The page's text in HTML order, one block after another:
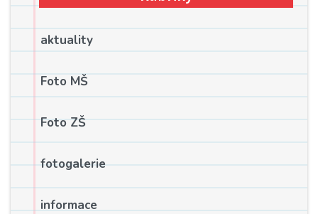
aktuality
Foto MŠ
Foto ZŠ
fotogalerie
informace